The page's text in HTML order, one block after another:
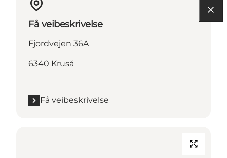
Få veibeskrivelse
Fjordvejen 36A
6340 Kruså
Få veibeskrivelse